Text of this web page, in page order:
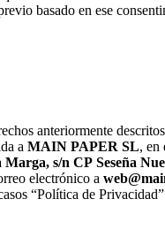
basado en ese
anteriormente
a MAIN PAPER SL, en
Marga, s/n CP Seseña
electrónico a
“Política de